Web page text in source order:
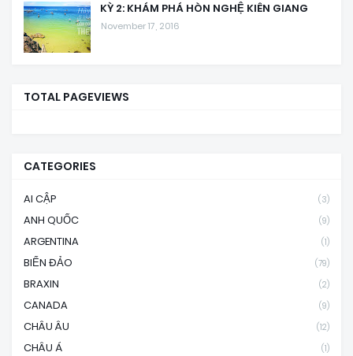
KỲ 2: KHÁM PHÁ HÒN NGHỆ KIÊN GIANG
November 17, 2016
TOTAL PAGEVIEWS
CATEGORIES
AI CẬP (3)
ANH QUỐC (9)
ARGENTINA (1)
BIỂN ĐẢO (79)
BRAXIN (2)
CANADA (9)
CHÂU ÂU (12)
CHÂU Á (1)